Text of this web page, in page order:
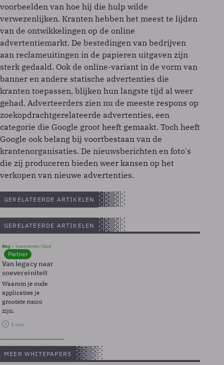
voorbeelden van hoe hij die hulp wilde
verwezenlijken. Kranten hebben het meest te lijden
van de ontwikkelingen op de online
advertentiemarkt. De bestedingen van bedrijven
aan reclameuitingen in de papieren uitgaven zijn
sterk gedaald. Ook de online-variant in de vorm van
banner en andere statische advertenties die
kranten toepassen, blijken hun langste tijd al weer
gehad. Adverteerders zien nu de meeste respons op
zoekopdrachtgerelateerde advertenties, een
categorie die Google groot heeft gemaakt. Toch heeft
Google ook belang bij voortbestaan van de
krantenorganisaties. De nieuwsberichten en foto's
die zij produceren bieden weer kansen op het
verkopen van nieuwe advertenties.
GERELATEERDE ARTIKELEN
GERELATEERDE ARTIKELEN
Blog Soevereinteit, Cloud
Partner
Van legacy naar
soevereiniteit
Waarom je oude
applicaties je
grootste risico
zijn.
1 min
MEER WHITEPAPERS